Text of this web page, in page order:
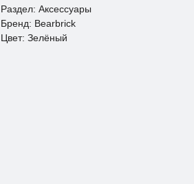
Раздел: Аксессуары
Бренд: Bearbrick
Цвет: Зелёный